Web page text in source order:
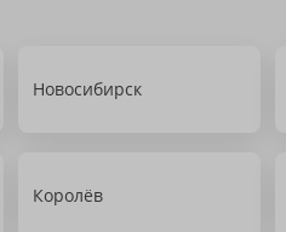
Новосибирск
Королёв